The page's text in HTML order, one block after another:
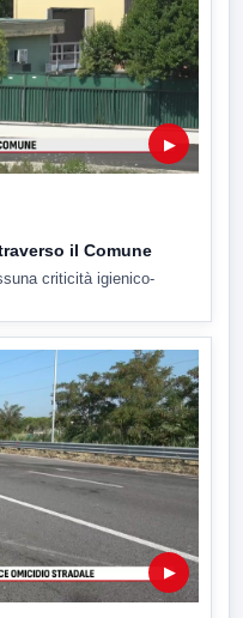
▶
il Comune
criticità igienico-
▶